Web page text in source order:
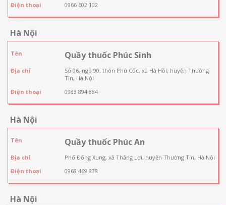
Điện thoại
0966 602 102
Hà Nội
Tên Quầy thuốc Phúc Sinh
Địa chỉ
Số 06, ngõ 90, thôn Phú Cốc, xã Hà Hồi, huyện Thường
Tín, Hà Nội
Điện thoại
0983 894 884
Hà Nội
Tên Quầy thuốc Phúc An
Địa chỉ
Phố Đống Xung, xã Thắng Lợi, huyện Thường Tín, Hà Nội
Điện thoại
0968 469 838
Hà Nội